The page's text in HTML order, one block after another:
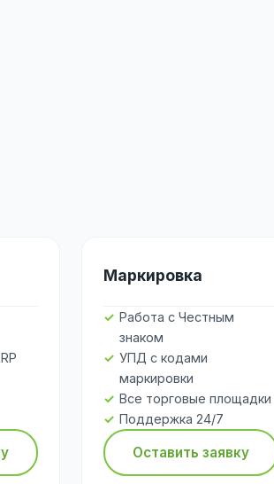
Маркировка
Работа с Честным
знаком
УПД с кодами
маркировки
Все торговые площадки
Поддержка 24/7
Оставить заявку